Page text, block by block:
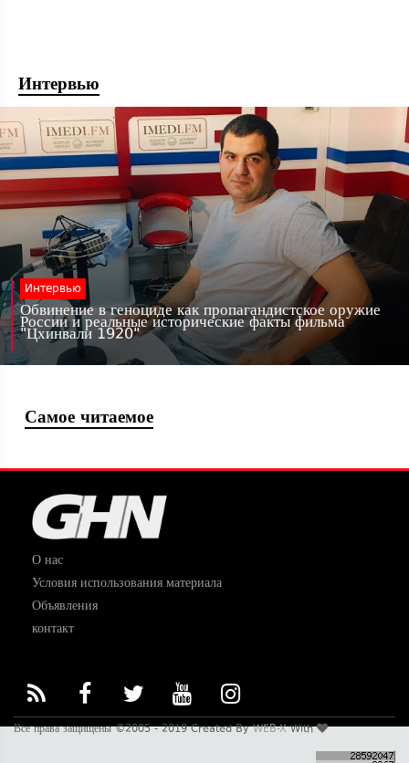
Интервью
Интервью
Обвинение в геноциде как пропагандистское оружие
России и реальные исторические факты фильма
"Цхинвали 1920"
Самое читаемое
О нас
Условия использования материала
Объявления
контакт
Все права защищены ©2005 - 2019 Created ByWEB-XWith